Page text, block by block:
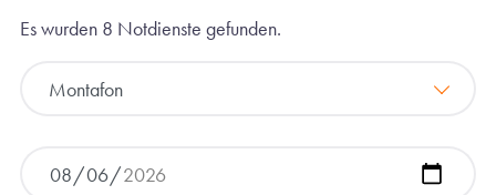
Es wurden 8 Notdienste gefunden.
Montafon